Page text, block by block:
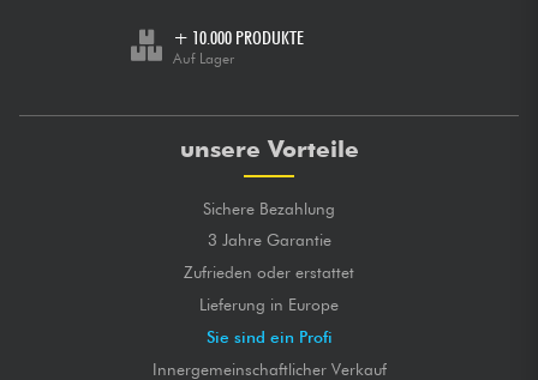
+ 10.000 PRODUKTE
Auf Lager
unsere Vorteile
Sichere Bezahlung
3 Jahre Garantie
Zufrieden oder erstattet
Lieferung in Europe
Sie sind ein Profi
Innergemeinschaftlicher Verkauf